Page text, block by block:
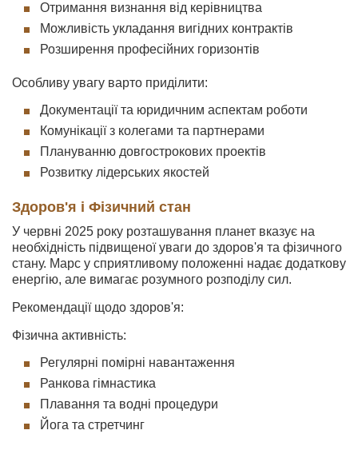
Отримання визнання від керівництва
Можливість укладання вигідних контрактів
Розширення професійних горизонтів
Особливу увагу варто приділити:
Документації та юридичним аспектам роботи
Комунікації з колегами та партнерами
Плануванню довгострокових проектів
Розвитку лідерських якостей
Здоров'я і Фізичний стан
У червні 2025 року розташування планет вказує на
необхідність підвищеної уваги до здоров'я та фізичного
стану. Марс у сприятливому положенні надає додаткову
енергію, але вимагає розумного розподілу сил.
Рекомендації щодо здоров'я:
Фізична активність:
Регулярні помірні навантаження
Ранкова гімнастика
Плавання та водні процедури
Йога та стретчинг